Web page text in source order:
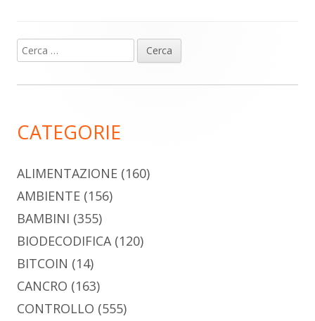
Barra
laterale
Ricerca
per:
CATEGORIE
ALIMENTAZIONE (160)
AMBIENTE (156)
BAMBINI (355)
BIODECODIFICA (120)
BITCOIN (14)
CANCRO (163)
CONTROLLO (555)